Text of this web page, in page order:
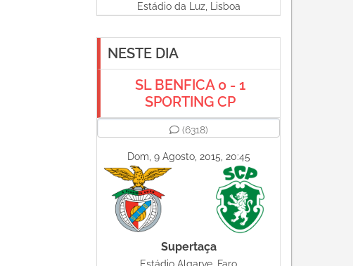
Estádio da Luz, Lisboa
NESTE DIA
SL BENFICA 0 - 1
SPORTING CP
(6318)
Dom, 9 Agosto, 2015, 20:45
Supertaça